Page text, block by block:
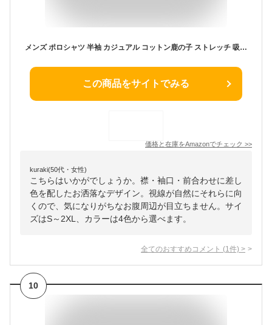
メンズ ポロシャツ 半袖 カジュアル コットン鹿の子 ストレッチ 吸汗速乾 抗菌防臭 ゴルフ 通勤 カジュアル ボタン位置個性刺繍 (JP, アルファベット, L, Tommy Navy) [並行輸入品]
この商品をサイトでみる
価格と在庫をAmazonでチェック >>
kuraki(50代・女性)
こちらはいかがでしょうか。襟・袖口・前合わせに差し
色を配したお洒落なデザイン。視線が自然にそれらに向
くので、気になりがちなお腹周辺が目立ちません。サイ
ズはS～2XL、カラーは4色から選べます。
全てのおすすめコメント (1 件) >
10